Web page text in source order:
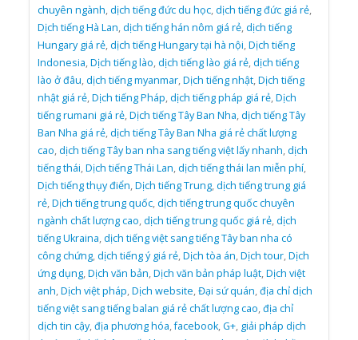
chuyên ngành,dịch tiếng đức du học,dịch tiếng đức giá rẻ,
Dịch tiếng Hà Lan,dịch tiếng hán nôm giá rẻ,dịch tiếng
Hungary giá rẻ,dịch tiếng Hungary tại hà nội,Dịch tiếng
Indonesia,Dịch tiếng lào,dịch tiếng lào giá rẻ,dịch tiếng
lào ở đâu,dịch tiếng myanmar,Dịch tiếng nhật,Dịch tiếng
nhật giá rẻ,Dịch tiếng Pháp,dịch tiếng pháp giá rẻ,Dịch
tiếng rumani giá rẻ,Dịch tiếng Tây Ban Nha,dịch tiếng Tây
Ban Nha giá rẻ,dịch tiếng Tây Ban Nha giá rẻ chất lượng
cao,dịch tiếng Tây ban nha sang tiếng việt lấy nhanh,dịch
tiếng thái,Dịch tiếng Thái Lan,dịch tiếng thái lan miễn phí,
Dịch tiếng thụy điển,Dịch tiếng Trung,dịch tiếng trung giá
rẻ,Dịch tiếng trung quốc,dịch tiếng trung quốc chuyên
ngành chất lượng cao,dịch tiếng trung quốc giá rẻ,dịch
tiếng Ukraina,dịch tiếng việt sang tiếng Tây ban nha có
công chứng,dịch tiếng ý giá rẻ,Dịch tòa án,Dịch tour,Dịch
ứng dụng,Dịch văn bản,Dịch văn bản pháp luật,Dịch việt
anh,Dịch việt pháp,Dịch website,Đại sứ quán,địa chỉ dịch
tiếng việt sang tiếng balan giá rẻ chất lượng cao,địa chỉ
dịch tin cậy,địa phương hóa,facebook,G+, giải pháp dịch